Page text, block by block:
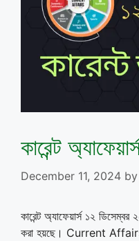
কারেন্ট
December 11, 2024 by
কারেন্ট অ্যাফেয়ার্স ১২
করা হয়ছে। Current